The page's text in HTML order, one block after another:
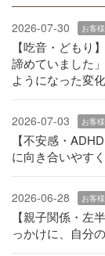
2026-07-30 お客
【吃音・どもり
諦めていました
ようになった変化
2026-07-03 お客
【不安感・
に向き合いやす
2026-06-28 お客
【親子関係・左
っかけに、自分